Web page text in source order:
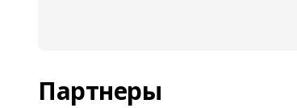
Партнеры